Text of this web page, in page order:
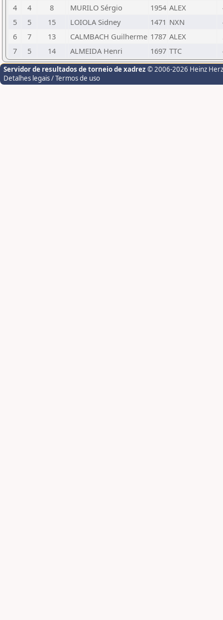
4
4 8 MURILO Sérgio 1954 ALEX
5
5 15 LOIOLA Sidney 1471 NXN
6
7 13 CALMBACH Guilherme 1787 ALEX
7
5 14 ALMEIDA Henri 1697 TTC
Servidor de resultados de torneio de xadrez © 2006-2026 Heinz
Detalhes legais / Termos de uso